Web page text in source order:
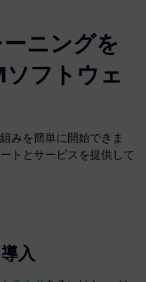
ニングを
フトウェ
みを簡単に開始できま
トとサービスを提供して
入